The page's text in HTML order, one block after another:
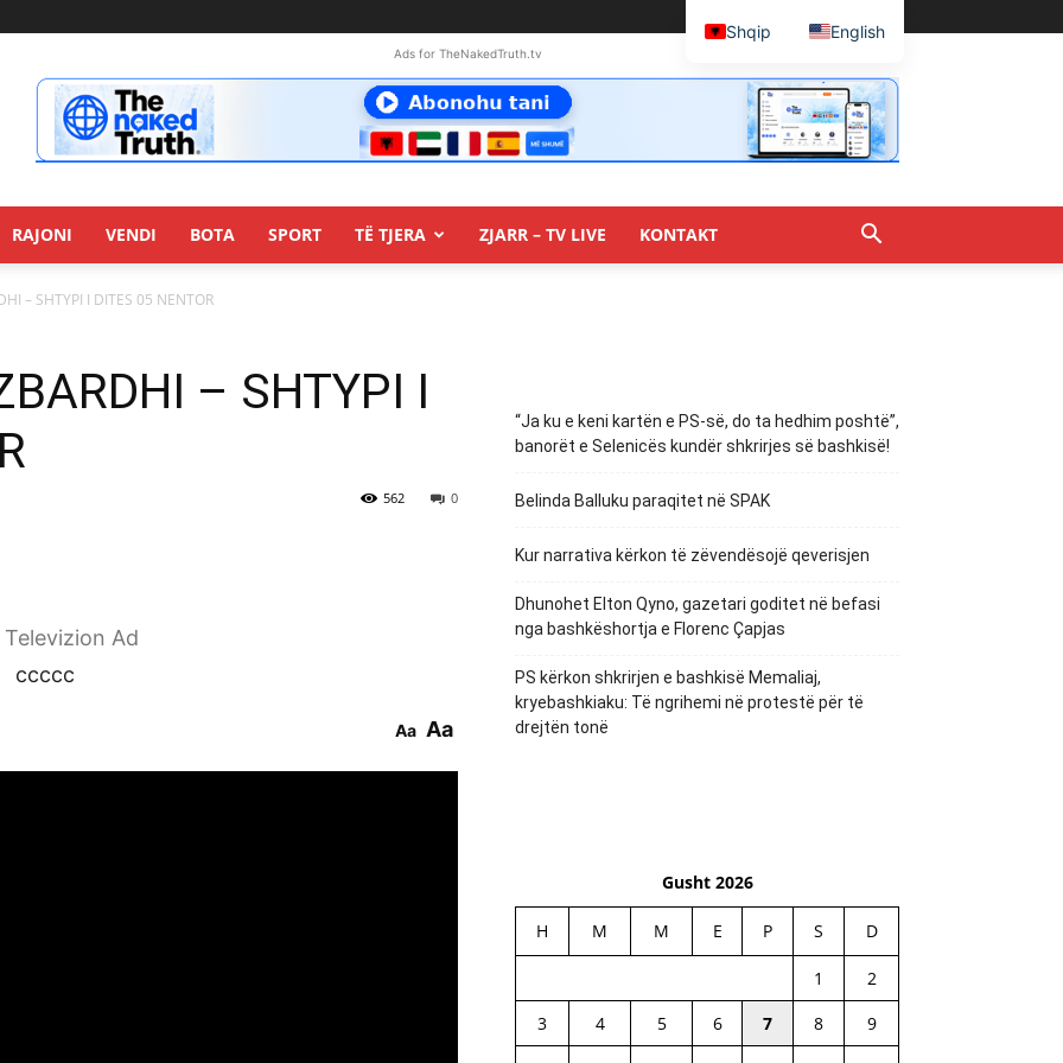
Ads for TheNakedTruth.tv
RAJONI VENDI BOTA SPORT TË TJERA ZJARR – TV LIVE KONTAKT
– SHTYPI I DITES 05 NENTOR
– SHTYPI I
0
562
Ad
ccccc
Aa Aa
“Ja ku e keni kartën e PS-së, do ta hedhim poshtë”,
banorët e Selenicës kundër shkrirjes së bashkisë!
Belinda Balluku paraqitet në SPAK
Kur narrativa kërkon të zëvendësojë qeverisjen
Dhunohet Elton Qyno, gazetari goditet në befasi
nga bashkëshortja e Florenc Çapjas
PS kërkon shkrirjen e bashkisë Memaliaj,
kryebashkiaku: Të ngrihemi në protestë për të
drejtën tonë
Gusht 2026
H M M E P S D
1
2
3
4 5 6 7 8
9
Shqip English